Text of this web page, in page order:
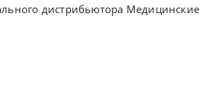
дистрибьютора Медицинские